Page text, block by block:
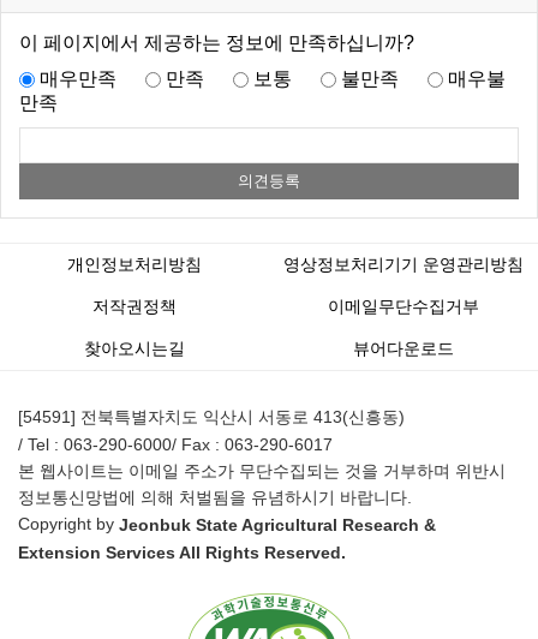
이 페이지에서 제공하는 정보에 만족하십니까?
매우만족
만족 보통 불만족
매우불
만족
개인정보처리방침 영상정보처리기기 운영관리방침
저작권정책 이메일무단수집거부
찾아오시는길 뷰어다운로드
[54591] 전북특별자치도 익산시 서동로 413(신흥동)
/ Tel : 063-290-6000/ Fax : 063-290-6017
본 웹사이트는 이메일 주소가 무단수집되는 것을 거부하며 위반시
정보통신망법에 의해 처벌됨을 유념하시기 바랍니다.
Copyright by Jeonbuk State Agricultural Research &
Extension Services All Rights Reserved.